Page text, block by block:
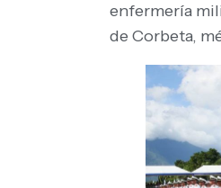
enfermería
de Corbeta,